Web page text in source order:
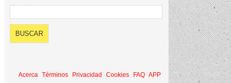
Acerca Términos Privacidad Cookies FAQ APP